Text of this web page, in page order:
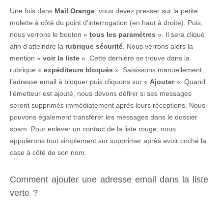
Une fois dans Mail Orange , vous devez presser sur la petite
molette à côté du point d’interrogation (en haut à droite). Puis,
nous verrons le bouton « tous les paramètres ». Il sera cliqué
afin d’atteindre la rubrique sécurité . Nous verrons alors la
mention « voir la liste ». Cette dernière se trouve dans la
rubrique « expéditeurs bloqués ». Saisissons manuellement
l’adresse email à bloquer puis cliquons sur « Ajouter». Quand
l’émetteur est ajouté, nous devons définir si ses messages
seront supprimés immédiatement après leurs réceptions. Nous
pouvons également transférer les messages dans le dossier
spam. Pour enlever un contact de la liste rouge, nous
appuierons tout simplement sur supprimer après avoir coché la
case à côté de son nom.
Comment ajouter une adresse email dans la liste
verte ?